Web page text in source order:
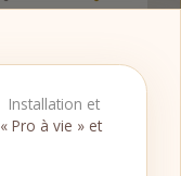
Installation et
Pro à vie » et